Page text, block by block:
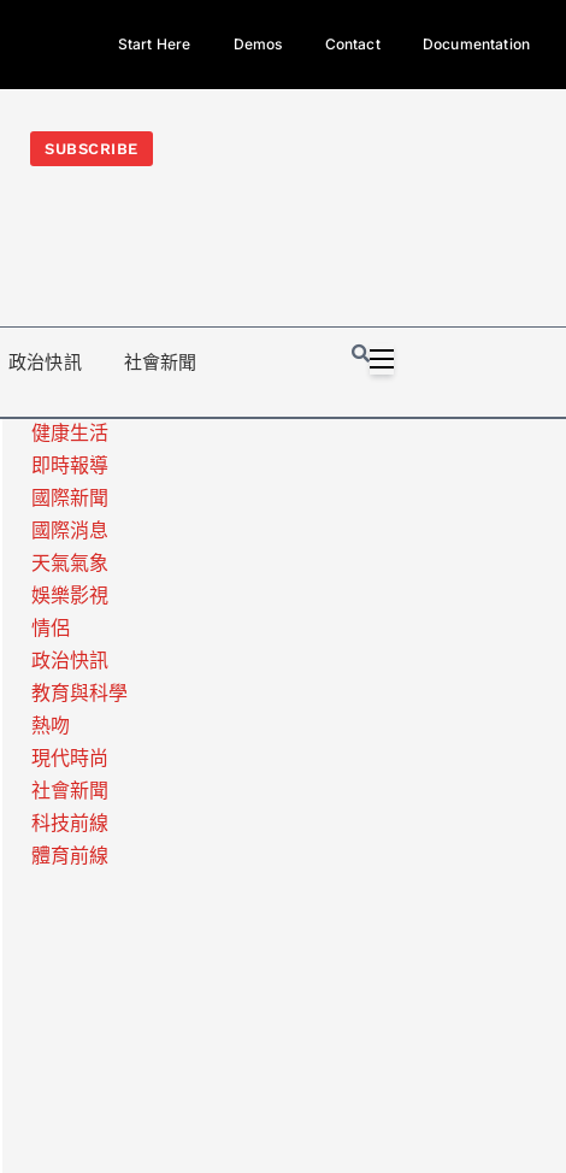
今日熱門新聞TOP3｜西拉雅族正式成第17個原住民族、立院電競
光電場回
Start Here Demos Contact Documentation
SUBSCRIBE
政治快訊 社會新聞
健康生活
即時報導
國際新聞
國際消息
天氣氣象
娛樂影視
情侶
政治快訊
教育與科學
熱吻
現代時尚
社會新聞
科技前線
體育前線